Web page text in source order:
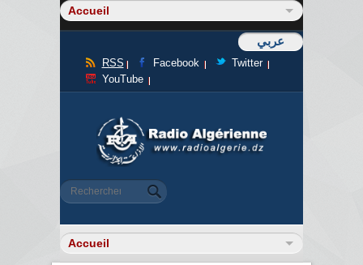
عربي
RSS Facebook
Twitter
YouTube
Formulaire de recherche
Rechercher